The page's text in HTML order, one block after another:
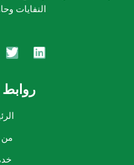
النفايات
روابط
من